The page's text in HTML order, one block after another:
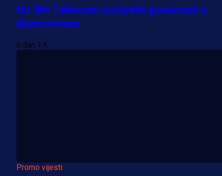
Uz BH Telecom ostanite povezani s
domovinom
6 dan 1 h
Promo vijesti